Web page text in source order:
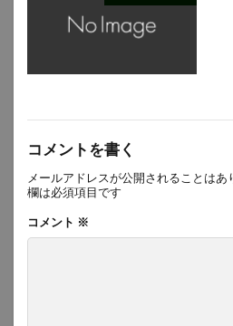
コメントを書く
メールアドレスが公開されることはあ
欄は必須項目です
コメント ※